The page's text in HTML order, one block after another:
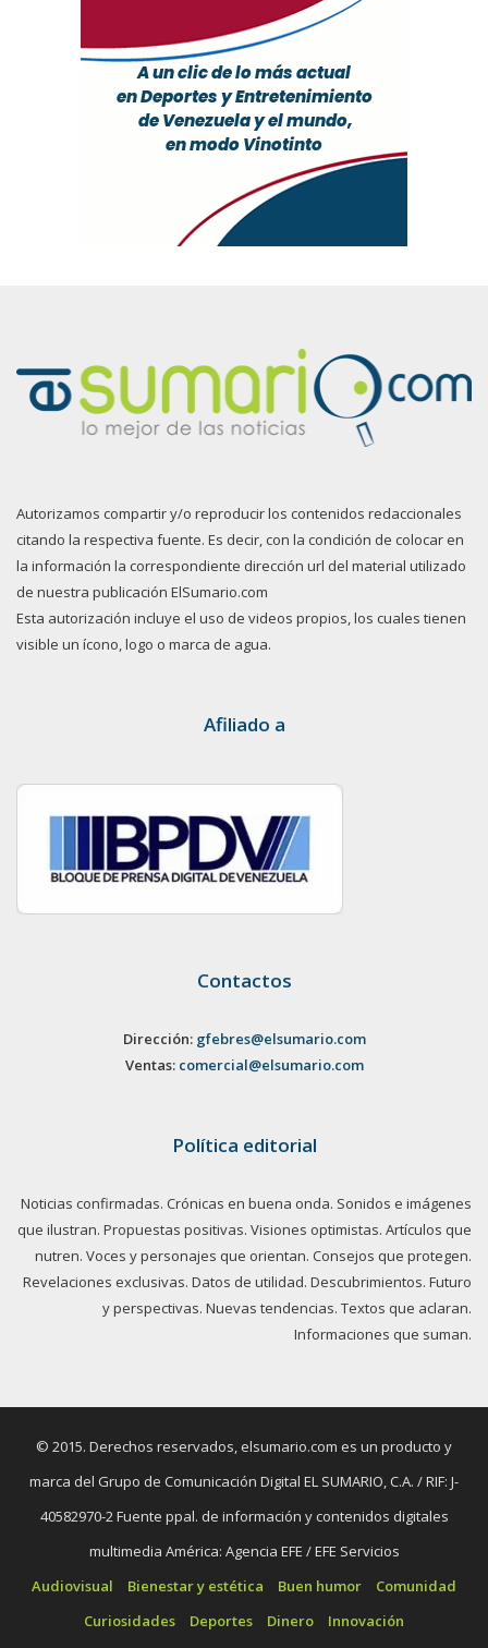
Autorizamos compartir y/o reproducir los contenidos redaccionales
citando la respectiva fuente. Es decir, con la condición de colocar en
la información la correspondiente dirección url del material utilizado
de nuestra publicación ElSumario.com
Esta autorización incluye el uso de videos propios, los cuales tienen
visible un ícono, logo o marca de agua.
Afiliado a
Contactos
Dirección: gfebres@elsumario.com
Ventas: comercial@elsumario.com
Política editorial
Noticias confirmadas. Crónicas en buena onda. Sonidos e imágenes
que ilustran. Propuestas positivas. Visiones optimistas. Artículos que
nutren. Voces y personajes que orientan. Consejos que protegen.
Revelaciones exclusivas. Datos de utilidad. Descubrimientos. Futuro
y perspectivas. Nuevas tendencias. Textos que aclaran.
Informaciones que suman.
© 2015. Derechos reservados, elsumario.com es un producto y
marca del Grupo de Comunicación Digital EL SUMARIO, C.A. / RIF: J-
40582970-2 Fuente ppal. de información y contenidos digitales
multimedia América: Agencia EFE / EFE Servicios
Audiovisual
Bienestar y estética Buen humor
Comunidad
Curiosidades
Deportes Dinero
Innovación